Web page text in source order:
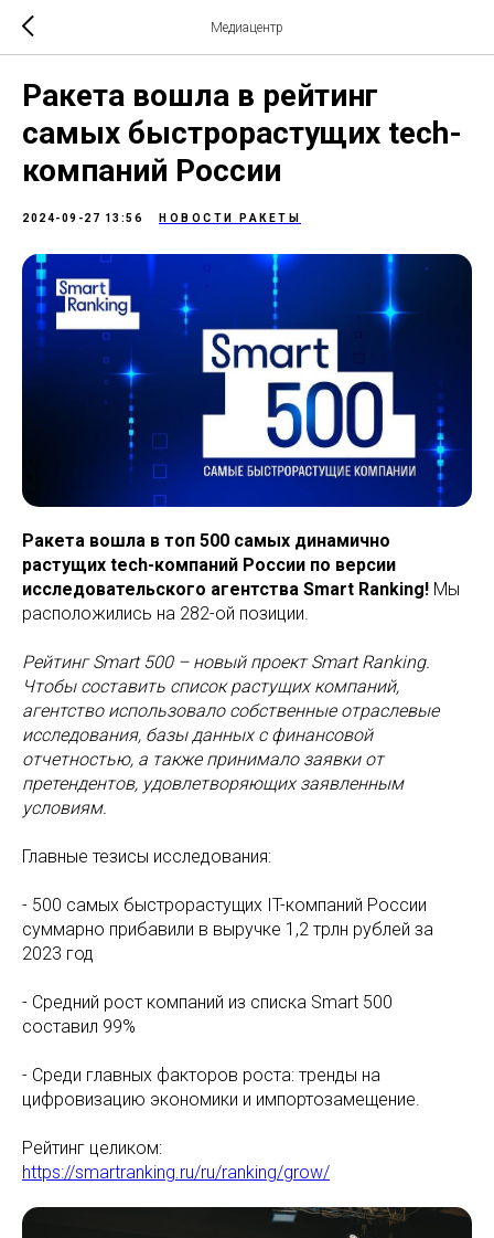
Медиацентр
Ракета вошла в рейтинг
самых быстрорастущих tech-
компаний России
2024-09-27 13:56 НОВОСТИ РАКЕТЫ
Ракета вошла в топ 500 самых динамично
растущих tech-компаний России по версии
исследовательского агентства Smart Ranking! Мы
расположились на 282-ой позиции.
Рейтинг Smart 500 – новый проект Smart Ranking.
Чтобы составить список растущих компаний,
агентство использовало собственные отраслевые
исследования, базы данных с финансовой
отчетностью, а также принимало заявки от
претендентов, удовлетворяющих заявленным
условиям.
Главные тезисы исследования:
- 500 самых быстрорастущих IT-компаний России
суммарно прибавили в выручке 1,2 трлн рублей за
2023 год
- Средний рост компаний из списка Smart 500
составил 99%
- Среди главных факторов роста: тренды на
цифровизацию экономики и импортозамещение.
Рейтинг целиком:
https://smartranking.ru/ru/ranking/grow/